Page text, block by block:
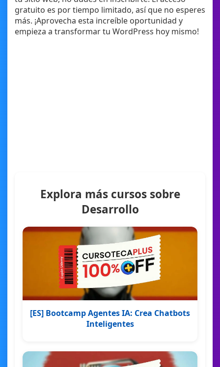
gratuito es por tiempo limitado, así que no esperes
más. ¡Aprovecha esta increíble oportunidad y
empieza a transformar tu WordPress hoy mismo!
Explora más cursos sobre
Desarrollo
[ES] Bootcamp Agentes IA: Crea Chatbots
Inteligentes